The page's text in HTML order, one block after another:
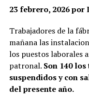
23 febrero, 2026
Trabajadores de la
mañana las
los puestos laborales
patronal. Son 140
suspendidos y con
del presente año.